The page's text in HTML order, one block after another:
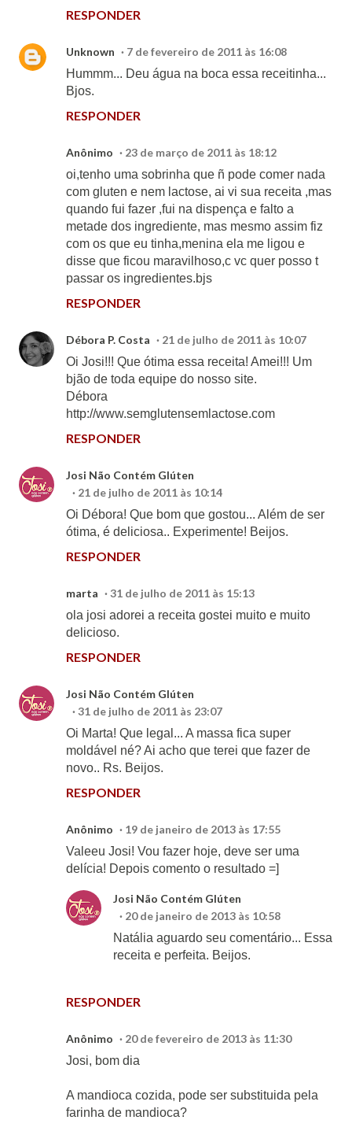
RESPONDER
Unknown
7 de fevereiro de 2011 às 16:08
Hummm... Deu água na boca essa receitinha...
Bjos.
RESPONDER
Anônimo
23 de março de 2011 às 18:12
oi,tenho uma sobrinha que ñ pode comer nada
com gluten e nem lactose, ai vi sua receita ,mas
quando fui fazer ,fui na dispença e falto a
metade dos ingrediente, mas mesmo assim fiz
com os que eu tinha,menina ela me ligou e
disse que ficou maravilhoso,c vc quer posso t
passar os ingredientes.bjs
RESPONDER
Débora P. Costa
21 de julho de 2011 às 10:07
Oi Josi!!! Que ótima essa receita! Amei!!! Um
bjão de toda equipe do nosso site.
Débora
http://www.semglutensemlactose.com
RESPONDER
Josi Não Contém Glúten
21 de julho de 2011 às 10:14
Oi Débora! Que bom que gostou... Além de ser
ótima, é deliciosa.. Experimente! Beijos.
RESPONDER
marta
31 de julho de 2011 às 15:13
ola josi adorei a receita gostei muito e muito
delicioso.
RESPONDER
Josi Não Contém Glúten
31 de julho de 2011 às 23:07
Oi Marta! Que legal... A massa fica super
moldável né? Ai acho que terei que fazer de
novo.. Rs. Beijos.
RESPONDER
Anônimo
19 de janeiro de 2013 às 17:55
Valeeu Josi! Vou fazer hoje, deve ser uma
delícia! Depois comento o resultado =]
RESPONDER
Josi Não Contém Glúten
20 de janeiro de 2013 às 10:58
Natália aguardo seu comentário... Essa
receita e perfeita. Beijos.
Anônimo
20 de fevereiro de 2013 às 11:30
Josi, bom dia
A mandioca cozida, pode ser substituida pela
farinha de mandioca?